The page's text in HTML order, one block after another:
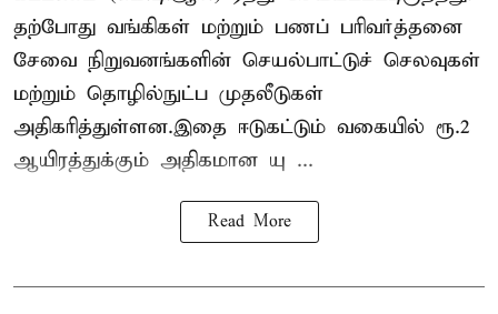
தற்போது வங்கிகள் மற்றும் பணப் பரிவர்த்தனை
சேவை நிறுவனங்களின் செயல்பாட்டுச் செலவுகள்
மற்றும் தொழில்நுட்ப முதலீடுகள்
அதிகரித்துள்ளன.இதை ஈடுகட்டும் வகையில் ரூ.2
ஆயிரத்துக்கும் அதிகமான யு ...
Read More